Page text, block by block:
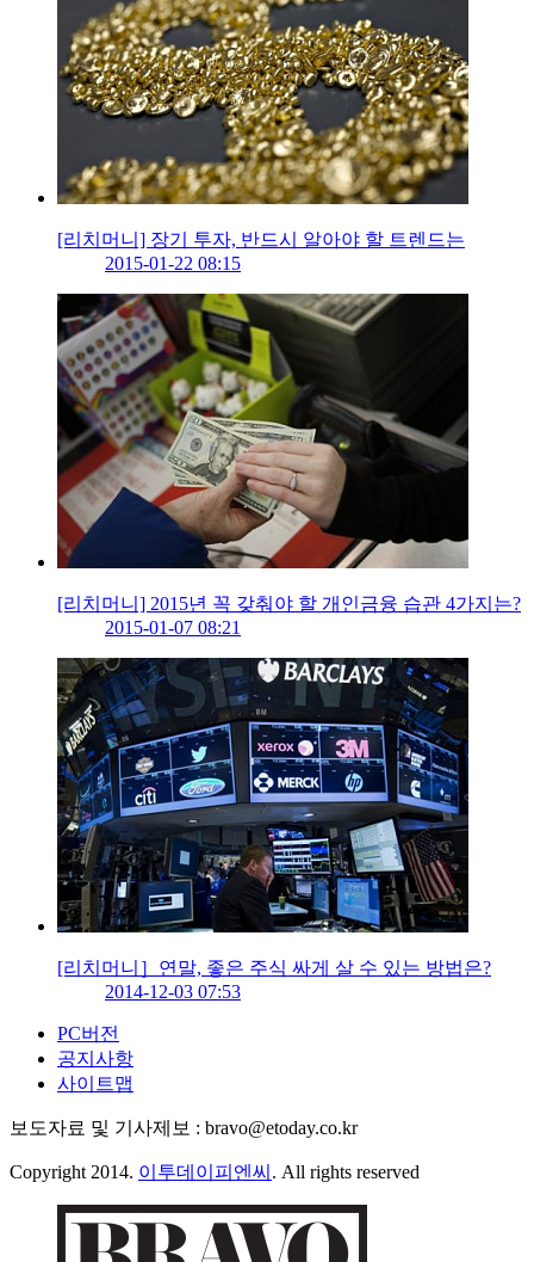
[리치머니] 장기 투자, 반드시 알아야 할 트렌드는
2015-01-22 08:15
[리치머니] 2015년 꼭 갖춰야 할 개인금융 습관 4가지는?
2015-01-07 08:21
[리치머니］연말, 좋은 주식 싸게 살 수 있는 방법은?
2014-12-03 07:53
PC버전
공지사항
사이트맵
보도자료 및 기사제보 : bravo@etoday.co.kr
Copyright 2014. 이투데이피엔씨 . All rights reserved